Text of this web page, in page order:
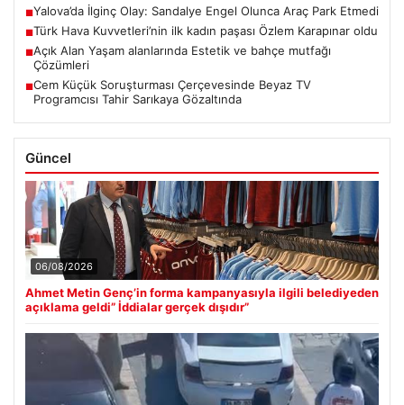
■Yalova’da İlginç Olay: Sandalye Engel Olunca Araç Park Etmedi
■Türk Hava Kuvvetleri’nin ilk kadın paşası Özlem Karapınar oldu
■Açık Alan Yaşam alanlarında Estetik ve bahçe mutfağı
Çözümleri
■Cem Küçük Soruşturması Çerçevesinde Beyaz TV
Programcısı Tahir Sarıkaya Gözaltında
Güncel
06/08/2026
Ahmet Metin Genç’in forma kampanyasıyla ilgili belediyeden
açıklama geldi” İddialar gerçek dışıdır”